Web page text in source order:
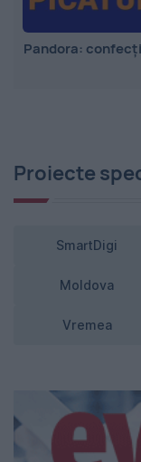
Pandora:
Proiecte
SmartDigi
Moldova
Vremea